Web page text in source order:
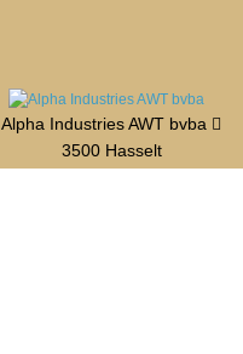
Alpha Industries AWT bvba
3500 Hasselt